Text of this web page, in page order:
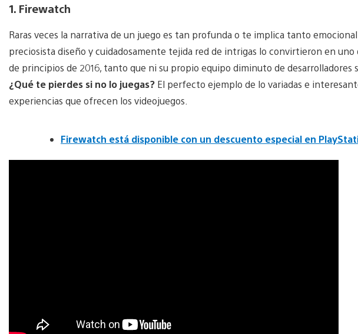
1. Firewatch
Raras veces la narrativa de un juego es tan profunda o te implica tanto
preciosista diseño y cuidadosamente tejida red de intrigas lo convirtieron en uno
de principios de 2016, tanto que ni su propio equipo diminuto de desarrolladores
¿Qué te pierdes si no lo juegas? El perfecto ejemplo de lo variadas e
experiencias que ofrecen los videojuegos.
Firewatch está disponible con un descuento especial en